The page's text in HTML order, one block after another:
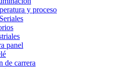
y proceso
panel
de carrera